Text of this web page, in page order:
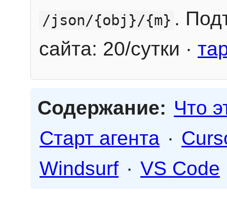
/json/{obj}/{m} .
сайта: 20/сутки ·
Содержание: Что
Старт агента ·
Windsurf · VS Code